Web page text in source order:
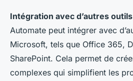
Intégration avec d’autres
Automate peut intégrer avec
Microsoft, tels que Office 365,
SharePoint. Cela permet de
complexes qui simplifient les